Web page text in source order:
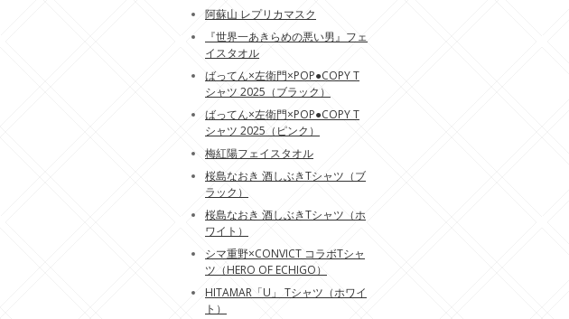
阿蘇山 レプリカマスク
『世界一あきらめの悪い男』フェ
イスタオル
ばってん×左衛門×POP●COPY T
シャツ 2025（ブラック）
ばってん×左衛門×POP●COPY T
シャツ 2025（ピンク）
梅紅陽フェイスタオル
桜島なおき 酒しぶきTシャツ（ブ
ラック）
桜島なおき 酒しぶきTシャツ（ホ
ワイト）
シマ重野×CONVICT コラボTシャ
ツ（HERO OF ECHIGO）
HITAMAR「U」 Tシャツ（ホワイ
ト）